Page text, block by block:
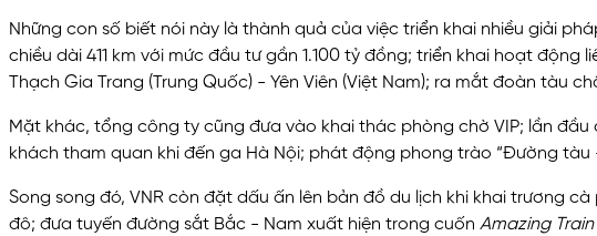
Những con số biết nói này là thành quả của việc triển khai nhiều giải
chiều dài 411 km với mức đầu tư gần 1.100 tỷ đồng; triển khai hoạt
Thạch Gia Trang (Trung Quốc) - Yên Viên (Việt Nam); ra mắt đoàn tàu
Mặt khác, tổng công ty cũng đưa vào khai thác phòng chờ VIP; lần
khách tham quan khi đến ga Hà Nội; phát động phong trào “Đường
Song song đó, VNR còn đặt dấu ấn lên bản đồ du lịch khi khai trương
đô; đưa tuyến đường sắt Bắc - Nam xuất hiện trong cuốn Amazing